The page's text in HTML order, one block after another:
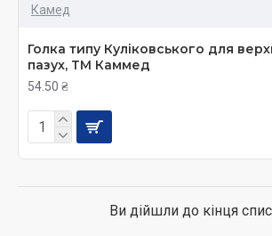
Камед
Голка типу Куліковського для
пазух, ТМ Каммед
54.50 ₴
Ви дійшли до кінця